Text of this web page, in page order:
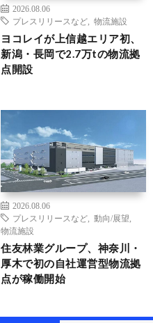
2026.08.06
プレスリリースなど
物流施設
ヨコレイが上信越エリア初、
新潟・長岡で2.7万tの物流拠
点開設
2026.08.06
プレスリリースなど
動向/展望
物流施設
住友林業グループ、神奈川・
厚木で初の自社運営型物流拠
点が稼働開始